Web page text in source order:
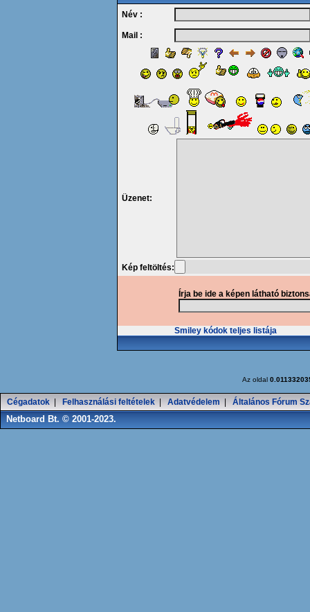
Név :
Mail :
Üzenet:
Kép feltöltés:
Írja be ide a képen látható
Smiley kódok teljes listája
Az oldal
Cégadatok Felhasználási feltételek Adatvédelem Általános Fórum
Netboard Bt. © 2001-2023.